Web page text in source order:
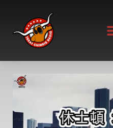
content